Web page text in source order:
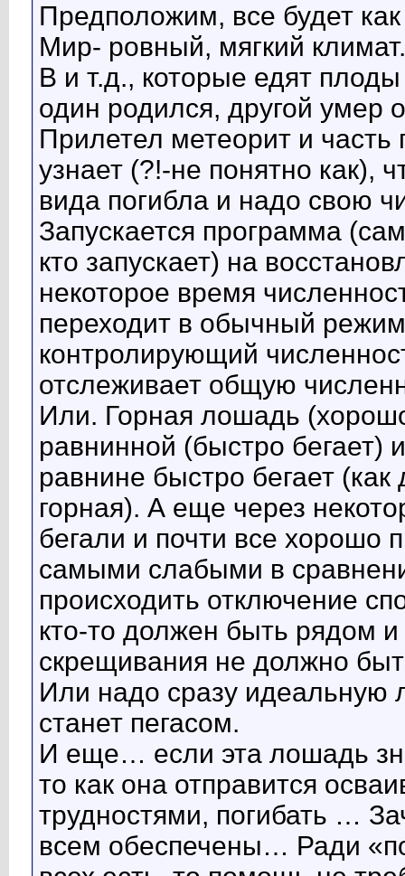
Предположим, все будет
Мир- ровный, мягкий
В и т.д., которые едят
один родился, другой умер
Прилетел метеорит и часть
узнает (?!-не понятно как),
вида погибла и надо свою
Запускается программа
кто запускает) на
некоторое время
переходит в обычный
контролирующий
отслеживает общую
Или. Горная лошадь
равнинной (быстро бегает)
равнине быстро бегает
горная). А еще через
бегали и почти все хорошо
самыми слабыми в
происходить отключение
кто-то должен быть рядом
скрещивания не должно
Или надо сразу идеальную
станет пегасом.
И еще… если эта лошадь
то как она отправится
трудностями, погибать …
всем обеспечены… Ради